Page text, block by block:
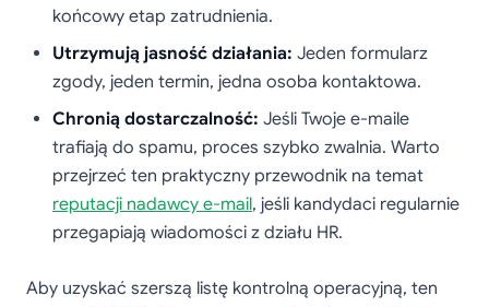
końcowy etap zatrudnienia.
Utrzymują jasność działania: Jeden formularz
zgody, jeden termin, jedna osoba kontaktowa.
Chronią dostarczalność: Jeśli Twoje e-maile
trafiają do spamu, proces szybko zwalnia. Warto
przejrzeć ten praktyczny przewodnik na temat
reputacji nadawcy e-mail, jeśli kandydaci regularnie
przegapiają wiadomości z działu HR.
Aby uzyskać szerszą listę kontrolną operacyjną, ten